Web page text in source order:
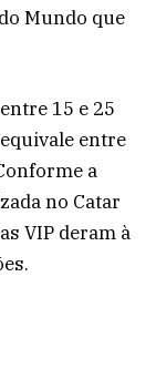
Mundo que
15 e 25
entre
a
no Catar
VIP deram à